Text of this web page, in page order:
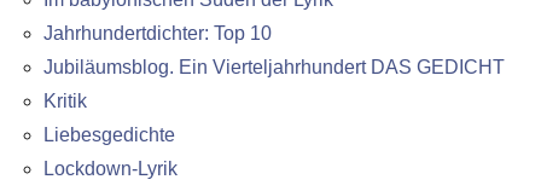
Jahrhundertdichter: Top 10
Jubiläumsblog. Ein Vierteljahrhundert DAS GEDICHT
Kritik
Liebesgedichte
Lockdown-Lyrik